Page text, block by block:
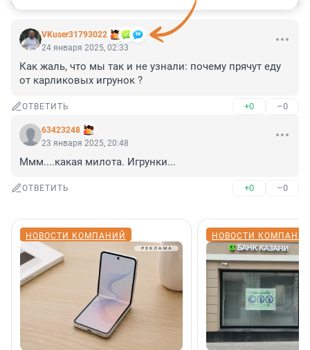
VKuser31793022
24 января 2025, 02:33
Как жаль, что мы так и не узнали: почему прячут еду
от карликовых игрунок ?
ОТВЕТИТЬ +0 –0
63423248
23 января 2025, 20:48
Ммм....какая милота. Игрунки...
ОТВЕТИТЬ +0 –0
НОВОСТИ КОМПАНИЙ НОВОСТИ